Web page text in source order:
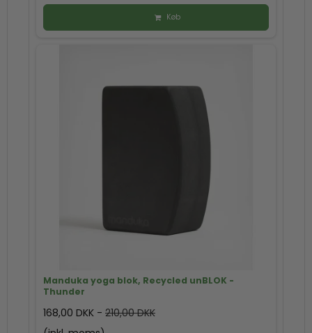
Køb
Manduka yoga blok, Recycled unBLOK -
Thunder
168,00 DKK - 210,00 DKK